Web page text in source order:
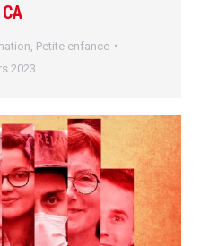
Petite enfance
2023